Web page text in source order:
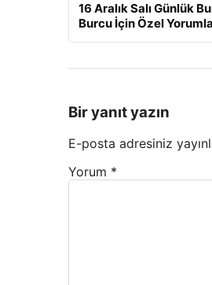
16 Aralık Salı Günlük
Burcu İçin Özel
Bir yanıt yazın
E-posta adresiniz
Yorum *